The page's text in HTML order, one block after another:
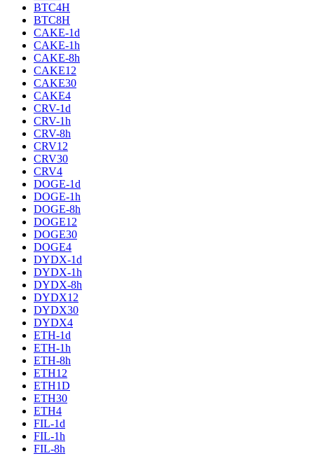
BTC4H
BTC8H
CAKE-1d
CAKE-1h
CAKE-8h
CAKE12
CAKE30
CAKE4
CRV-1d
CRV-1h
CRV-8h
CRV12
CRV30
CRV4
DOGE-1d
DOGE-1h
DOGE-8h
DOGE12
DOGE30
DOGE4
DYDX-1d
DYDX-1h
DYDX-8h
DYDX12
DYDX30
DYDX4
ETH-1d
ETH-1h
ETH-8h
ETH12
ETH1D
ETH30
ETH4
FIL-1d
FIL-1h
FIL-8h